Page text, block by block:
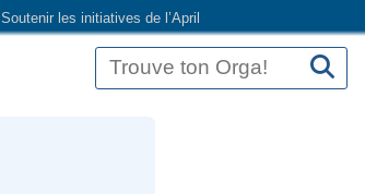
Soutenir les initiatives de l’April